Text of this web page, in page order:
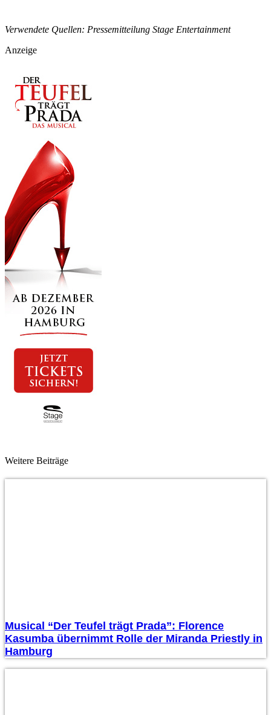
Verwendete Quellen: Pressemitteilung Stage Entertainment
Anzeige
Weitere Beiträge
Musical “Der Teufel trägt Prada”: Florence
Kasumba übernimmt Rolle der Miranda Priestly in
Hamburg